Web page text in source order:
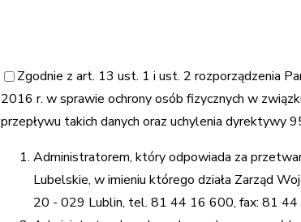
Zgodnie z art. 13 ust. 1 i ust. 2 rozporządzenia
2016 r. w sprawie ochrony osób fizycznych w
przepływu takich danych oraz uchylenia dyrektywy
Administratorem, który odpowiada za
Lubelskie, w imieniu którego działa Zarząd
20 - 029 Lublin, tel. 81 44 16 600, fax: 81 44